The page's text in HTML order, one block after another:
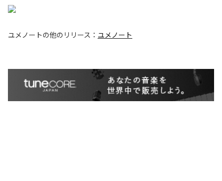
ユメノートの他のリリース： ユメノート